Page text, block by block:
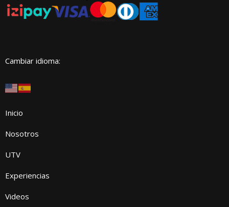
Cambiar idioma:
Inicio
Nosotros
UTV
Experiencias
Videos